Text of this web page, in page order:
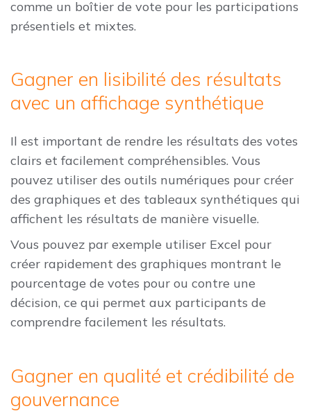
comme un boîtier de vote pour les participations
présentiels et mixtes.
Gagner en lisibilité des résultats
avec un affichage synthétique
Il est important de rendre les résultats des votes
clairs et facilement compréhensibles. Vous
pouvez utiliser des outils numériques pour créer
des graphiques et des tableaux synthétiques qui
affichent les résultats de manière visuelle.
Vous pouvez par exemple utiliser Excel pour
créer rapidement des graphiques montrant le
pourcentage de votes pour ou contre une
décision, ce qui permet aux participants de
comprendre facilement les résultats.
Gagner en qualité et crédibilité de
gouvernance